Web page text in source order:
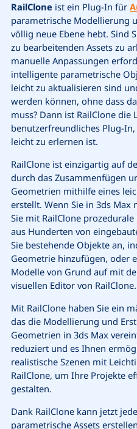
RailClone ist ein Plug-In für
parametrische Modellierung
völlig neue Ebene hebt. Sind
zu bearbeitenden Assets zu
manuelle Anpassungen
intelligente parametrische
leicht zu aktualisieren sind
werden können, ohne dass
muss? Dann ist RailClone die
benutzerfreundliches Plug-
leicht zu erlernen ist.
RailClone ist einzigartig auf
durch das Zusammenfügen
Geometrien mithilfe eines
erstellt. Wenn Sie in 3ds
Sie mit RailClone
aus Hunderten von
Sie bestehende Objekte an,
Geometrie hinzufügen, oder
Modelle von Grund auf mit
visuellen Editor von RailClone.
Mit RailClone haben Sie ein
das die Modellierung und
Geometrien in 3ds Max
reduziert und es Ihnen
realistische Szenen mit
RailClone, um Ihre Projekte
gestalten.
Dank RailClone kann jetzt
parametrische Assets